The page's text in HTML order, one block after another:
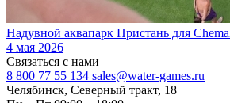
Надувной аквапарк Пристань для
4 мая 2026
Связаться с нами
8 800 77 55 134 sales@water-games.ru
Челябинск, Северный тракт, 18